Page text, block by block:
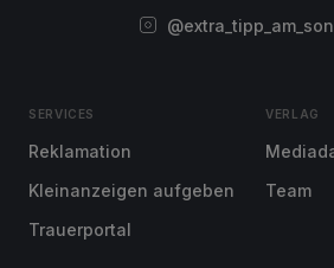
SERVICES
Reklamation
Kleinanzeigen aufgeben
Trauerportal
VERLAG
Team